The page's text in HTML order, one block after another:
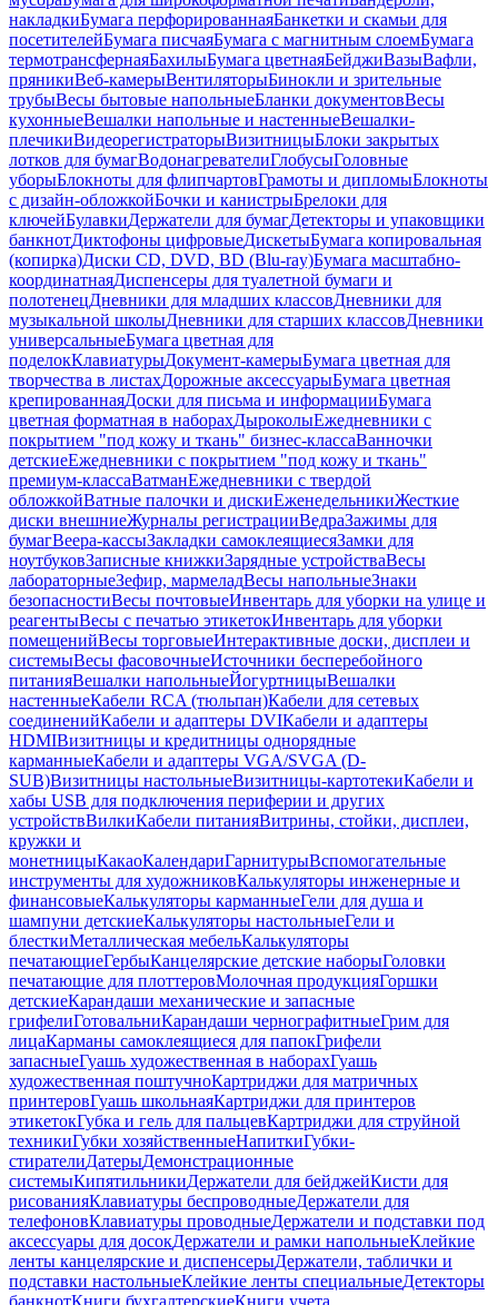
накладкиБумага перфорированнаяБанкетки и скамьи для
посетителейБумага писчаяБумага с магнитным слоемБумага
термотрансфернаяБахилыБумага цветнаяБейджиВазыВафли,
пряникиВеб-камерыВентиляторыБинокли и зрительные
трубыВесы бытовые напольныеБланки документовВесы
кухонныеВешалки напольные и настенныеВешалки-
плечикиВидеорегистраторыВизитницыБлоки закрытых
лотков для бумагВодонагревателиГлобусыГоловные
уборыБлокноты для флипчартовГрамоты и дипломыБлокноты
с дизайн-обложкойБочки и канистрыБрелоки для
ключейБулавкиДержатели для бумагДетекторы и упаковщики
банкнотДиктофоны цифровыеДискетыБумага копировальная
(копирка)Диски CD, DVD, BD (Blu-ray)Бумага масштабно-
координатнаяДиспенсеры для туалетной бумаги и
полотенецДневники для младших классовДневники для
музыкальной школыДневники для старших классовДневники
универсальныеБумага цветная для
поделокКлавиатурыДокумент-камерыБумага цветная для
творчества в листахДорожные аксессуарыБумага цветная
крепированнаяДоски для письма и информацииБумага
цветная форматная в наборахДыроколыЕжедневники с
покрытием "под кожу и ткань" бизнес-классаВанночки
детскиеЕжедневники с покрытием "под кожу и ткань"
премиум-классаВатманЕжедневники с твердой
обложкойВатные палочки и дискиЕженедельникиЖесткие
диски внешниеЖурналы регистрацииВедраЗажимы для
бумагВеера-кассыЗакладки самоклеящиесяЗамки для
ноутбуковЗаписные книжкиЗарядные устройстваВесы
лабораторныеЗефир, мармеладВесы напольныеЗнаки
безопасностиВесы почтовыеИнвентарь для уборки на улице и
реагентыВесы с печатью этикетокИнвентарь для уборки
помещенийВесы торговыеИнтерактивные доски, дисплеи и
системыВесы фасовочныеИсточники бесперебойного
питанияВешалки напольныеЙогуртницыВешалки
настенныеКабели RCA (тюльпан)Кабели для сетевых
соединенийКабели и адаптеры DVIКабели и адаптеры
HDMIВизитницы и кредитницы однорядные
карманныеКабели и адаптеры VGA/SVGA (D-
SUB)Визитницы настольныеВизитницы-картотекиКабели и
хабы USB для подключения периферии и других
устройствВилкиКабели питанияВитрины, стойки, дисплеи,
кружки и
монетницыКакаоКалендариГарнитурыВспомогательные
инструменты для художниковКалькуляторы инженерные и
финансовыеКалькуляторы карманныеГели для душа и
шампуни детскиеКалькуляторы настольныеГели и
блесткиМеталлическая мебельКалькуляторы
печатающиеГербыКанцелярские детские наборыГоловки
печатающие для плоттеровМолочная продукцияГоршки
детскиеКарандаши механические и запасные
грифелиГотовальниКарандаши чернографитныеГрим для
лицаКарманы самоклеящиеся для папокГрифели
запасныеГуашь художественная в наборахГуашь
художественная поштучноКартриджи для матричных
принтеровГуашь школьнаяКартриджи для принтеров
этикетокГубка и гель для пальцевКартриджи для струйной
техникиГубки хозяйственныеНапиткиГубки-
стирателиДатерыДемонстрационные
системыКипятильникиДержатели для бейджейКисти для
рисованияКлавиатуры беспроводныеДержатели для
телефоновКлавиатуры проводныеДержатели и подставки под
аксессуары для досокДержатели и рамки напольныеКлейкие
ленты канцелярские и диспенсерыДержатели, таблички и
подставки настольныеКлейкие ленты специальныеДетекторы
банкнотКниги бухгалтерскиеКниги учета